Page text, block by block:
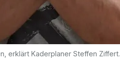
erklärt Kaderplaner Steffen Ziffert.